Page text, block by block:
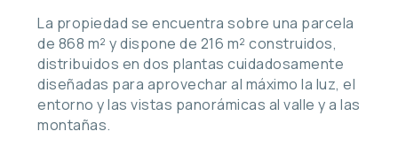
La propiedad se encuentra sobre una parcela
de 868 m² y dispone de 216 m² construidos,
distribuidos en dos plantas cuidadosamente
diseñadas para aprovechar al máximo la luz, el
entorno y las vistas panorámicas al valle y a las
montañas.